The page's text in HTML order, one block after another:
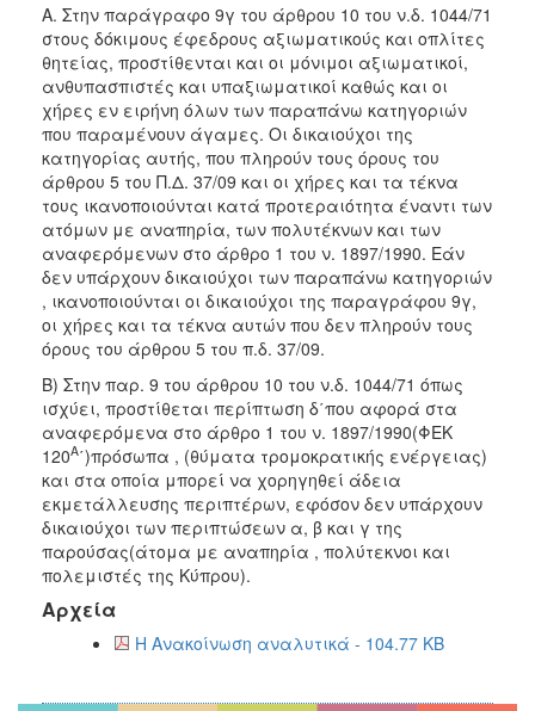
Α. Στην παράγραφο 9γ του άρθρου 10 του ν.δ. 1044/71
στους δόκιμους έφεδρους αξιωματικούς και οπλίτες
θητείας, προστίθενται και οι μόνιμοι αξιωματικοί,
ανθυπασπιστές και υπαξιωματικοί καθώς και οι
χήρες εν ειρήνη όλων των παραπάνω κατηγοριών
που παραμένουν άγαμες. Οι δικαιούχοι της
κατηγορίας αυτής, που πληρούν τους όρους του
άρθρου 5 του Π.Δ. 37/09 και οι χήρες και τα τέκνα
τους ικανοποιούνται κατά προτεραιότητα έναντι των
ατόμων με αναπηρία, των πολυτέκνων και των
αναφερόμενων στο άρθρο 1 του ν. 1897/1990. Εάν
δεν υπάρχουν δικαιούχοι των παραπάνω κατηγοριών
, ικανοποιούνται οι δικαιούχοι της παραγράφου 9γ,
οι χήρες και τα τέκνα αυτών που δεν πληρούν τους
όρους του άρθρου 5 του π.δ. 37/09.
Β) Στην παρ. 9 του άρθρου 10 του ν.δ. 1044/71 όπως
ισχύει, προστίθεται περίπτωση δ΄που αφορά στα
αναφερόμενα στο άρθρο 1 του ν. 1897/1990(ΦΕΚ
120Α΄)πρόσωπα , (θύματα τρομοκρατικής ενέργειας)
και στα οποία μπορεί να χορηγηθεί άδεια
εκμετάλλευσης περιπτέρων, εφόσον δεν υπάρχουν
δικαιούχοι των περιπτώσεων α, β και γ της
παρούσας(άτομα με αναπηρία , πολύτεκνοι και
πολεμιστές της Κύπρου).
Αρχεία
Η Ανακοίνωση αναλυτικά - 104.77 KB